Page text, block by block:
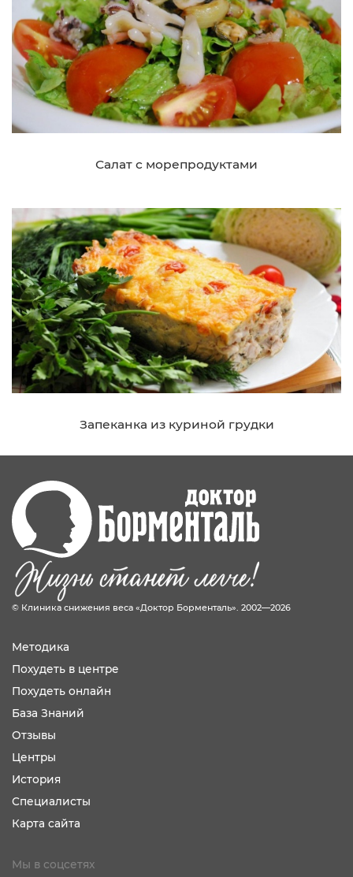
Салат с морепродуктами
Запеканка из куриной грудки
© Клиника снижения веса «Доктор Борменталь». 2002—2026
Методика
Похудеть в центре
Похудеть онлайн
База Знаний
Отзывы
Центры
История
Специалисты
Карта сайта
Мы в соцсетях